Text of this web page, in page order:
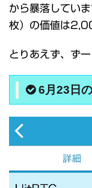
から暴落してい
枚）の価値は
とりあえず、ず
6月23日